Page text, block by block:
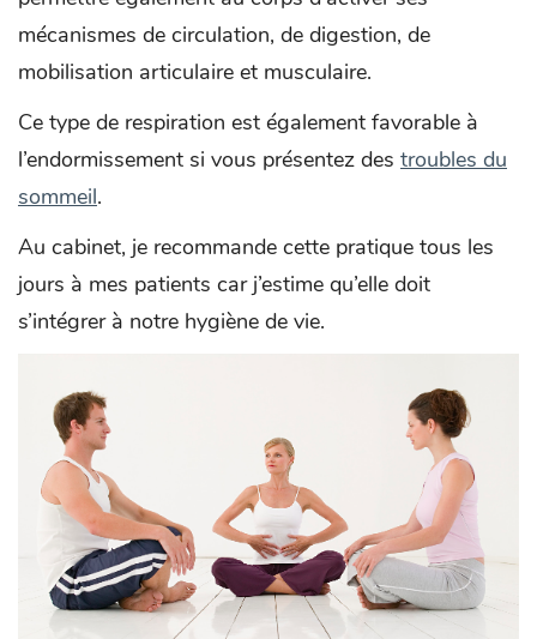
mécanismes de circulation, de digestion, de
mobilisation articulaire et musculaire.
Ce type de respiration est également favorable à
l’endormissement si vous présentez des troubles du
sommeil.
Au cabinet, je recommande cette pratique tous les
jours à mes patients car j’estime qu’elle doit
s’intégrer à notre hygiène de vie.